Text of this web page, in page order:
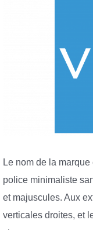
Le nom de la
police minimaliste
et majuscules. Aux
verticales droites, et